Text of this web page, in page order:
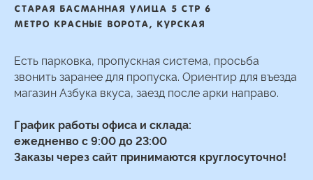
Старая басманная улица 5 стр 6
Метро Красные ворота, Курская
Есть парковка, пропускная система, просьба
звонить заранее для пропуска. Ориентир для въезда
магазин Азбука вкуса, заезд после арки направо.
График работы офиса и склада:
ежедненво с 9:00 до 23:00
Заказы через сайт принимаются круглосуточно!